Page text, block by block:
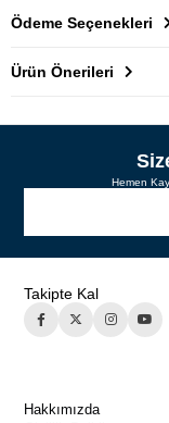
Ödeme Seçenekleri
Ürün Önerileri
Hemen
Takipte Kal
Hakkımızda